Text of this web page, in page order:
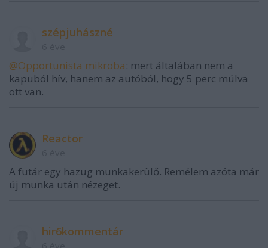
szépjuhászné
@Opportunista mikroba: mert általában nem a
kapuból hív, hanem az autóból, hogy 5 perc múlva
ott van.
Reactor
A futár egy hazug munkakerülő. Remélem azóta már
új munka után nézeget.
hir6kommentár